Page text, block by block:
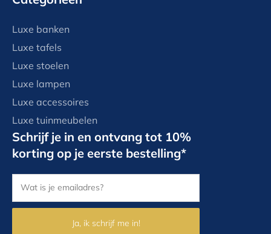
Luxe banken
Luxe tafels
Luxe stoelen
Luxe lampen
Luxe accessoires
Luxe tuinmeubelen
Schrijf je in en ontvang tot 10%
korting op je eerste bestelling*
Ja, ik schrijf me in!